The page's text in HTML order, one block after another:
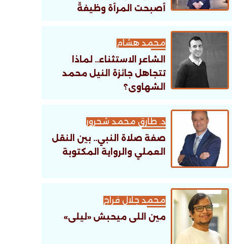
أصبحت المرأة وظيفةً
محمد هشام
الشاعر الاستثناء.. لماذا
تتجاهل جائزة النيل محمد
الشهاوى؟
د. طارق محمد شحرور
صفة صلاة النبي.. بين النقل
العملي والرواية المكتوبة
محمد جلال فراج
مين اللى ميحبش «ليلى»